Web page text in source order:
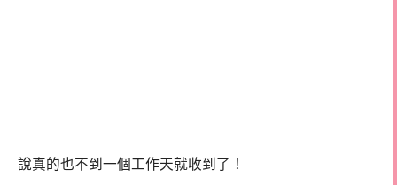
說真的也不到一個工作天就收到了！